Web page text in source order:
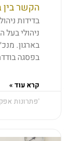
הקשר בין
בדידות
ניהולי
בארגון.
בפסגה
קרא עוד »
'פתרונות